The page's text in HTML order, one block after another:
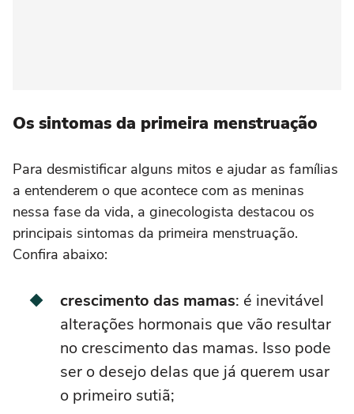
Os sintomas da primeira menstruação
Para desmistificar alguns mitos e ajudar as famílias
a entenderem o que acontece com as meninas
nessa fase da vida, a ginecologista destacou os
principais sintomas da primeira menstruação.
Confira abaixo:
crescimento das mamas: é inevitável
alterações hormonais que vão resultar
no crescimento das mamas. Isso pode
ser o desejo delas que já querem usar
o primeiro sutiã;